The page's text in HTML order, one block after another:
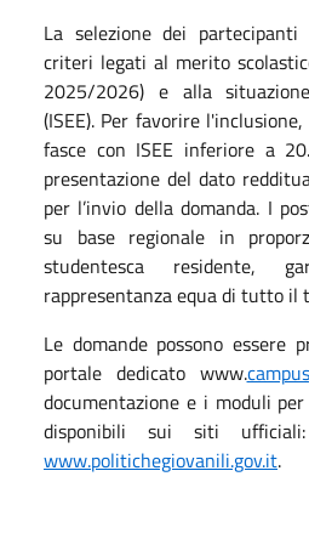
La selezione dei
criteri legati al merito
2025/2026) e alla
(ISEE). Per favorire
fasce con ISEE inferiore a
presentazione del dato
per l’invio della domanda. I
su base regionale in
studentesca residente,
rappresentanza equa di tutto il
Le domande possono essere
portale dedicato www.
documentazione e i moduli
disponibili sui siti
www.politichegiovanili.gov.it.